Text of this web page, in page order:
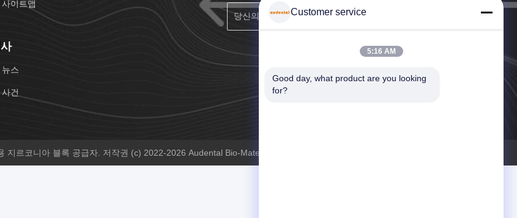
사이트맵
뉴스
사건
지르코니아 블록 공급자. 저작권 (c) 2022-2026 Audental Bio-Material Co., Ltd . 무단 복제 금지.
Customer service
5:16 AM
Good day, what product are you looking
for?